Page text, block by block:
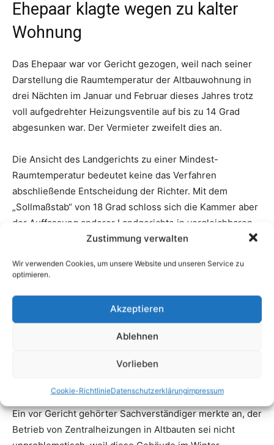
Zustimmung verwalten
Wir verwenden Cookies, um unsere Website und unseren Service zu
optimieren.
Akzeptieren
Ablehnen
Vorlieben
Cookie-RichtlinieDatenschutzerklärungimpressum